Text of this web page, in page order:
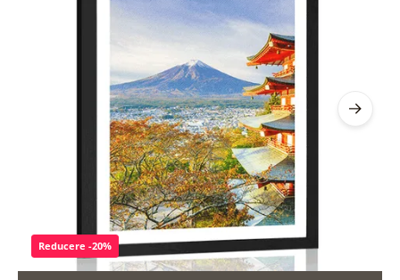
Reducere -20%